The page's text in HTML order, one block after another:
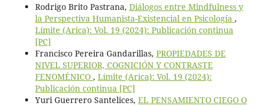
Rodrigo Brito Pastrana, Diálogos entre Mindfulness y
la Perspectiva Humanista-Existencial en Psicología ,
Límite (Arica): Vol. 19 (2024): Publicación continua
[PC]
Francisco Pereira Gandarillas, PROPIEDADES DE
NIVEL SUPERIOR, COGNICIÓN Y CONTRASTE
FENOMÉNICO , Límite (Arica): Vol. 19 (2024):
Publicación continua [PC]
Yuri Guerrero Santelices, EL PENSAMIENTO CIEGO O